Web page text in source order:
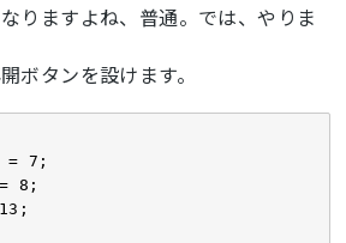
りますよね、普通。では、やりま
ボタンを設けます。
= 7;
8;